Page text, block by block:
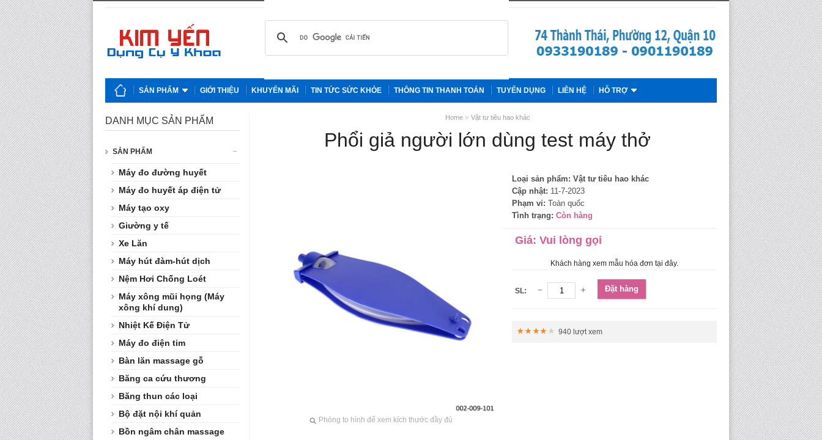
SẢN PHẨM GIỚI THIỆU KHUYẾN MÃI TIN TỨC SỨC KHỎE THÔNG TIN THANH TOÁN TUYỂN DỤNG LIÊN HỆ HỖ TRỢ
DANH MỤC SẢN PHẨM
SẢN PHẨM
Máy đo đường huyết
Máy đo huyết áp điện tử
Máy tạo oxy
Giường y tế
Xe Lăn
Máy hút đàm-hút dịch
Nệm Hơi Chống Loét
Máy xông mũi họng (Máy
xông khí dung)
Nhiệt Kế Điện Tử
Máy đo điện tim
Bàn lăn massage gỗ
Băng ca cứu thương
Băng thun các loại
Bộ đặt nội khí quản
Bồn ngâm chân massage
Home» Vật tư tiêu hao khác
Phổi giả người lớn dùng test máy thở
Phóng to hình để xem kích thước đầy đủ
Loại sản phẩm: Vật tư tiêu hao khác
Cập nhật: 11-7-2023
Phạm vi: Toàn quốc
Tình trạng: Còn hàng
Giá: Vui lòng gọi
Khách hàng xem mẫu hóa đơn tại đây.
SL: Đặt hàng
940 lượt xem